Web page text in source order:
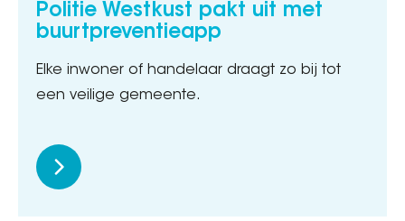
Politie Westkust pakt uit met
buurtpreventieapp
Elke inwoner of handelaar draagt zo bij tot
een veilige gemeente.